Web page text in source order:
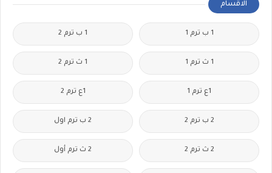
الاقسام
1 ب ترم 1 1 ب ترم 2
1 ث ترم 1 1 ث ترم 2
1ع ترم 1 1ع ترم 2
2 ب ترم 2 2 ب ترم اول
2 ث ترم 2 2 ث ترم أول